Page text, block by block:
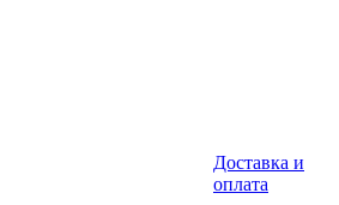
Доставка и
оплата